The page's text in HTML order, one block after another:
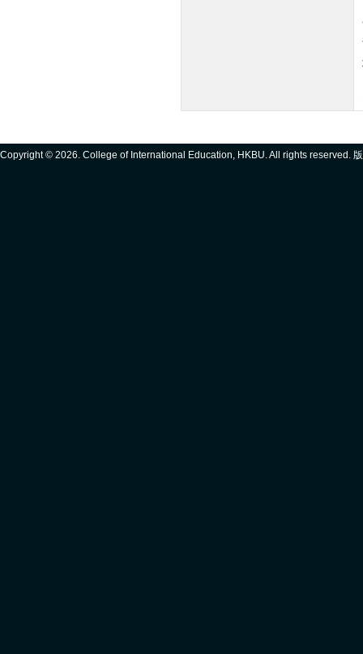
Copyright © 2026. College of International Education, HKBU. All rights reserved.